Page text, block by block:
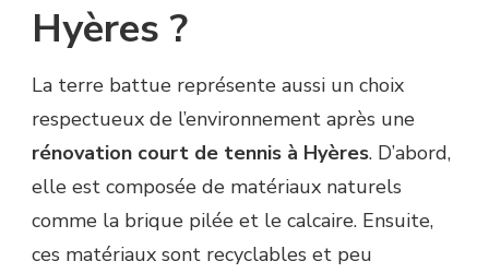
Hyères ?
La terre battue représente aussi un choix
respectueux de l’environnement après une
rénovation court de tennis à Hyères. D’abord,
elle est composée de matériaux naturels
comme la brique pilée et le calcaire. Ensuite,
ces matériaux sont recyclables et peu